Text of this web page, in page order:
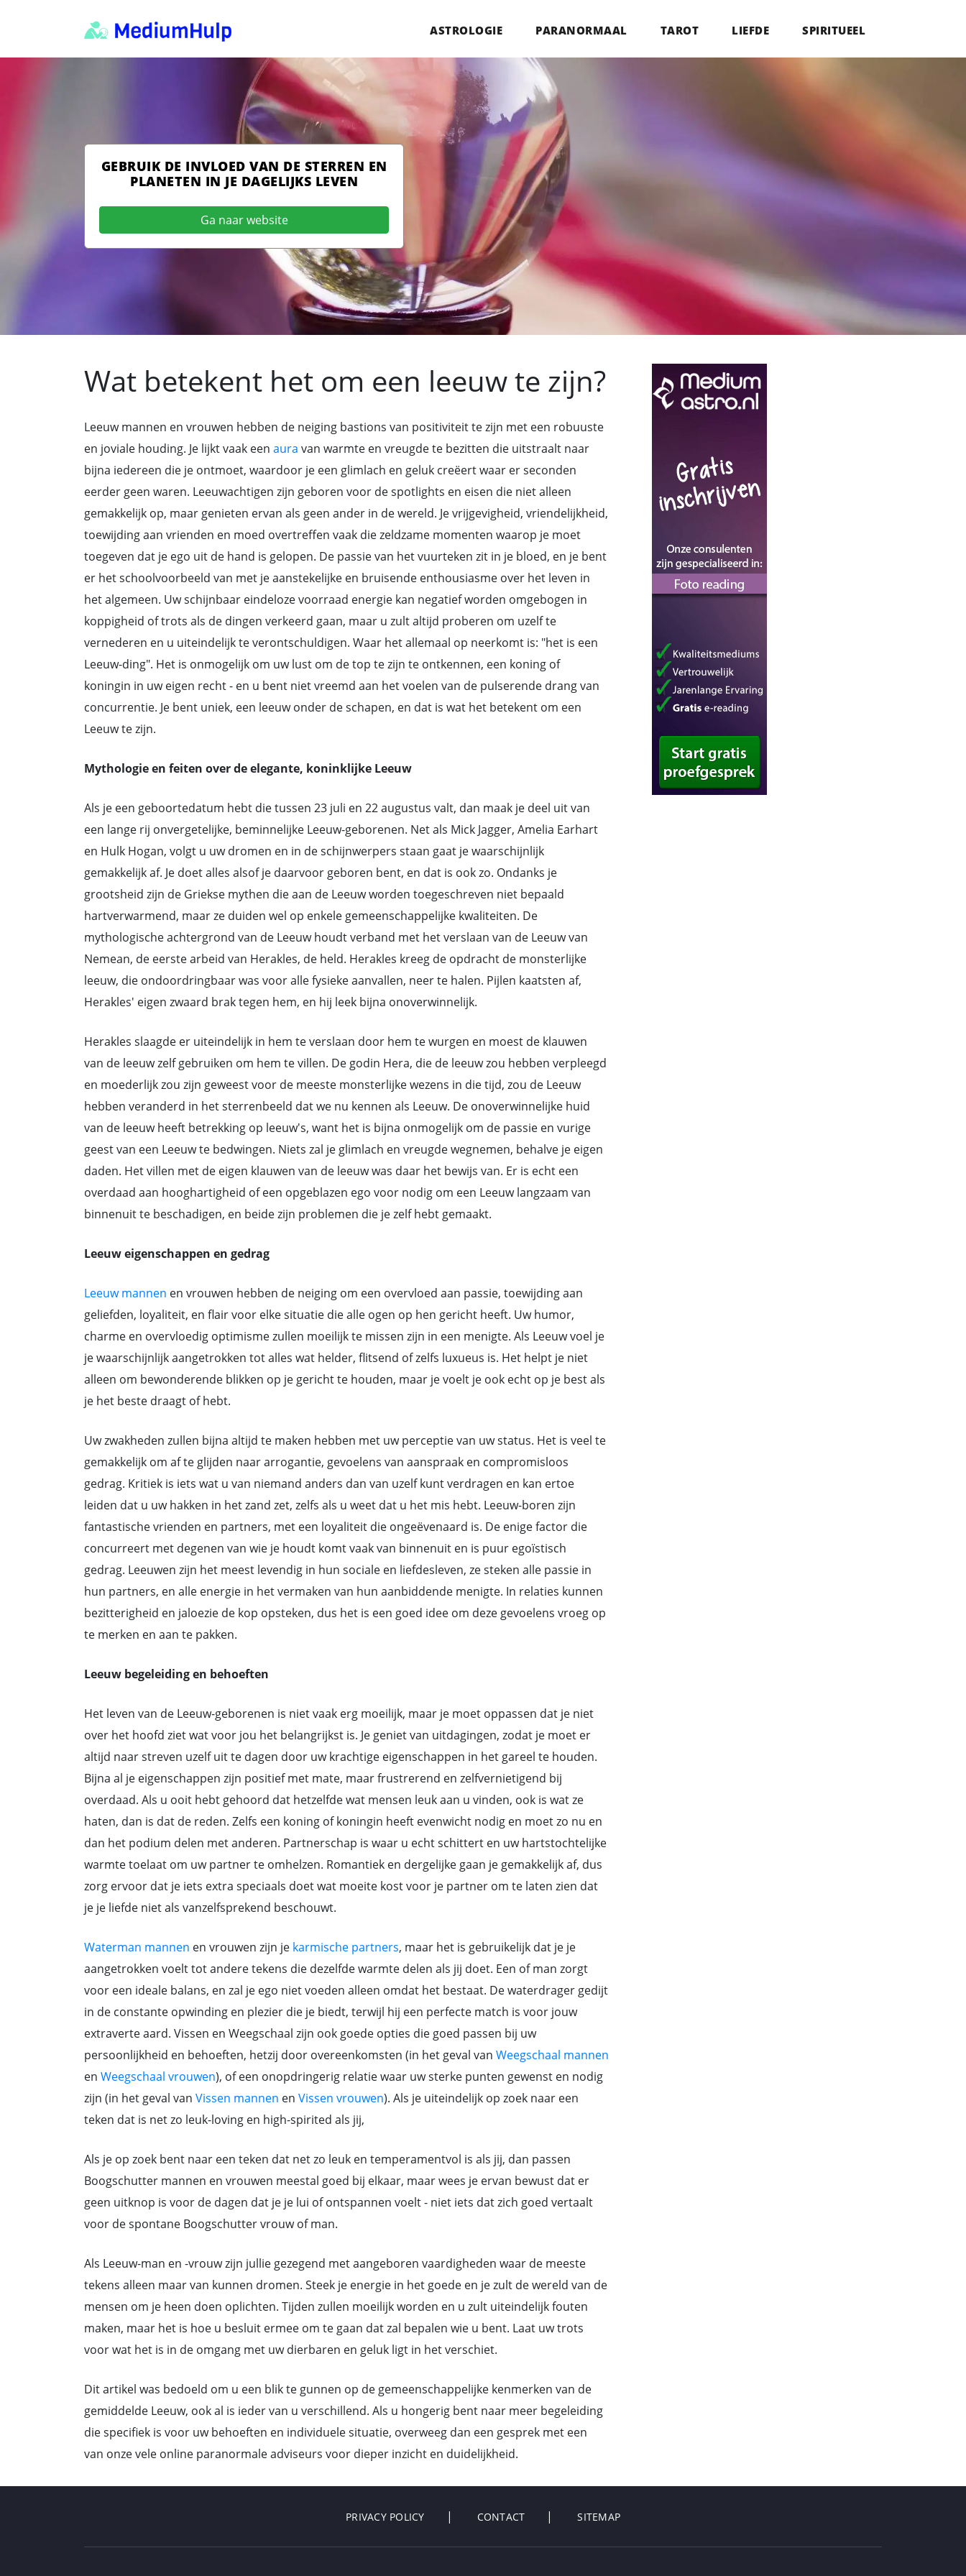
ASTROLOGIE PARANORMAAL TAROT LIEFDE SPIRITUEEL
GEBRUIK DE INVLOED VAN DE STERREN EN
PLANETEN IN JE DAGELIJKS LEVEN
Ga naar website
Wat betekent het om een leeuw te zijn?
Leeuw mannen en vrouwen hebben de neiging bastions van positiviteit te zijn met een robuuste
en joviale houding. Je lijkt vaak een aura van warmte en vreugde te bezitten die uitstraalt naar
bijna iedereen die je ontmoet, waardoor je een glimlach en geluk creëert waar er seconden
eerder geen waren. Leeuwachtigen zijn geboren voor de spotlights en eisen die niet alleen
gemakkelijk op, maar genieten ervan als geen ander in de wereld. Je vrijgevigheid, vriendelijkheid,
toewijding aan vrienden en moed overtreffen vaak die zeldzame momenten waarop je moet
toegeven dat je ego uit de hand is gelopen. De passie van het vuurteken zit in je bloed, en je bent
er het schoolvoorbeeld van met je aanstekelijke en bruisende enthousiasme over het leven in
het algemeen. Uw schijnbaar eindeloze voorraad energie kan negatief worden omgebogen in
koppigheid of trots als de dingen verkeerd gaan, maar u zult altijd proberen om uzelf te
vernederen en u uiteindelijk te verontschuldigen. Waar het allemaal op neerkomt is: "het is een
Leeuw-ding". Het is onmogelijk om uw lust om de top te zijn te ontkennen, een koning of
koningin in uw eigen recht - en u bent niet vreemd aan het voelen van de pulserende drang van
concurrentie. Je bent uniek, een leeuw onder de schapen, en dat is wat het betekent om een
Leeuw te zijn.
Mythologie en feiten over de elegante, koninklijke Leeuw
Als je een geboortedatum hebt die tussen 23 juli en 22 augustus valt, dan maak je deel uit van
een lange rij onvergetelijke, beminnelijke Leeuw-geborenen. Net als Mick Jagger, Amelia Earhart
en Hulk Hogan, volgt u uw dromen en in de schijnwerpers staan gaat je waarschijnlijk
gemakkelijk af. Je doet alles alsof je daarvoor geboren bent, en dat is ook zo. Ondanks je
grootsheid zijn de Griekse mythen die aan de Leeuw worden toegeschreven niet bepaald
hartverwarmend, maar ze duiden wel op enkele gemeenschappelijke kwaliteiten. De
mythologische achtergrond van de Leeuw houdt verband met het verslaan van de Leeuw van
Nemean, de eerste arbeid van Herakles, de held. Herakles kreeg de opdracht de monsterlijke
leeuw, die ondoordringbaar was voor alle fysieke aanvallen, neer te halen. Pijlen kaatsten af,
Herakles' eigen zwaard brak tegen hem, en hij leek bijna onoverwinnelijk.
Herakles slaagde er uiteindelijk in hem te verslaan door hem te wurgen en moest de klauwen
van de leeuw zelf gebruiken om hem te villen. De godin Hera, die de leeuw zou hebben verpleegd
en moederlijk zou zijn geweest voor de meeste monsterlijke wezens in die tijd, zou de Leeuw
hebben veranderd in het sterrenbeeld dat we nu kennen als Leeuw. De onoverwinnelijke huid
van de leeuw heeft betrekking op leeuw's, want het is bijna onmogelijk om de passie en vurige
geest van een Leeuw te bedwingen. Niets zal je glimlach en vreugde wegnemen, behalve je eigen
daden. Het villen met de eigen klauwen van de leeuw was daar het bewijs van. Er is echt een
overdaad aan hooghartigheid of een opgeblazen ego voor nodig om een Leeuw langzaam van
binnenuit te beschadigen, en beide zijn problemen die je zelf hebt gemaakt.
Leeuw eigenschappen en gedrag
Leeuw mannen en vrouwen hebben de neiging om een overvloed aan passie, toewijding aan
geliefden, loyaliteit, en flair voor elke situatie die alle ogen op hen gericht heeft. Uw humor,
charme en overvloedig optimisme zullen moeilijk te missen zijn in een menigte. Als Leeuw voel je
je waarschijnlijk aangetrokken tot alles wat helder, flitsend of zelfs luxueus is. Het helpt je niet
alleen om bewonderende blikken op je gericht te houden, maar je voelt je ook echt op je best als
je het beste draagt of hebt.
Uw zwakheden zullen bijna altijd te maken hebben met uw perceptie van uw status. Het is veel te
gemakkelijk om af te glijden naar arrogantie, gevoelens van aanspraak en compromisloos
gedrag. Kritiek is iets wat u van niemand anders dan van uzelf kunt verdragen en kan ertoe
leiden dat u uw hakken in het zand zet, zelfs als u weet dat u het mis hebt. Leeuw-boren zijn
fantastische vrienden en partners, met een loyaliteit die ongeëvenaard is. De enige factor die
concurreert met degenen van wie je houdt komt vaak van binnenuit en is puur egoïstisch
gedrag. Leeuwen zijn het meest levendig in hun sociale en liefdesleven, ze steken alle passie in
hun partners, en alle energie in het vermaken van hun aanbiddende menigte. In relaties kunnen
bezitterigheid en jaloezie de kop opsteken, dus het is een goed idee om deze gevoelens vroeg op
te merken en aan te pakken.
Leeuw begeleiding en behoeften
Het leven van de Leeuw-geborenen is niet vaak erg moeilijk, maar je moet oppassen dat je niet
over het hoofd ziet wat voor jou het belangrijkst is. Je geniet van uitdagingen, zodat je moet er
altijd naar streven uzelf uit te dagen door uw krachtige eigenschappen in het gareel te houden.
Bijna al je eigenschappen zijn positief met mate, maar frustrerend en zelfvernietigend bij
overdaad. Als u ooit hebt gehoord dat hetzelfde wat mensen leuk aan u vinden, ook is wat ze
haten, dan is dat de reden. Zelfs een koning of koningin heeft evenwicht nodig en moet zo nu en
dan het podium delen met anderen. Partnerschap is waar u echt schittert en uw hartstochtelijke
warmte toelaat om uw partner te omhelzen. Romantiek en dergelijke gaan je gemakkelijk af, dus
zorg ervoor dat je iets extra speciaals doet wat moeite kost voor je partner om te laten zien dat
je je liefde niet als vanzelfsprekend beschouwt.
Waterman mannen en vrouwen zijn je karmische partners, maar het is gebruikelijk dat je je
aangetrokken voelt tot andere tekens die dezelfde warmte delen als jij doet. Een of man zorgt
voor een ideale balans, en zal je ego niet voeden alleen omdat het bestaat. De waterdrager gedijt
in de constante opwinding en plezier die je biedt, terwijl hij een perfecte match is voor jouw
extraverte aard. Vissen en Weegschaal zijn ook goede opties die goed passen bij uw
persoonlijkheid en behoeften, hetzij door overeenkomsten (in het geval van Weegschaal mannen
en Weegschaal vrouwen), of een onopdringerig relatie waar uw sterke punten gewenst en nodig
zijn (in het geval van Vissen mannen en Vissen vrouwen). Als je uiteindelijk op zoek naar een
teken dat is net zo leuk-loving en high-spirited als jij,
Als je op zoek bent naar een teken dat net zo leuk en temperamentvol is als jij, dan passen
Boogschutter mannen en vrouwen meestal goed bij elkaar, maar wees je ervan bewust dat er
geen uitknop is voor de dagen dat je je lui of ontspannen voelt - niet iets dat zich goed vertaalt
voor de spontane Boogschutter vrouw of man.
Als Leeuw-man en -vrouw zijn jullie gezegend met aangeboren vaardigheden waar de meeste
tekens alleen maar van kunnen dromen. Steek je energie in het goede en je zult de wereld van de
mensen om je heen doen oplichten. Tijden zullen moeilijk worden en u zult uiteindelijk fouten
maken, maar het is hoe u besluit ermee om te gaan dat zal bepalen wie u bent. Laat uw trots
voor wat het is in de omgang met uw dierbaren en geluk ligt in het verschiet.
Dit artikel was bedoeld om u een blik te gunnen op de gemeenschappelijke kenmerken van de
gemiddelde Leeuw, ook al is ieder van u verschillend. Als u hongerig bent naar meer begeleiding
die specifiek is voor uw behoeften en individuele situatie, overweeg dan een gesprek met een
van onze vele online paranormale adviseurs voor dieper inzicht en duidelijkheid.
PRIVACY POLICY CONTACT SITEMAP